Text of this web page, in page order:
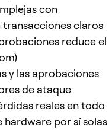
con
claros
reduce el
)
y las aprobaciones
de ataque
reales en todo
hardware por sí solas